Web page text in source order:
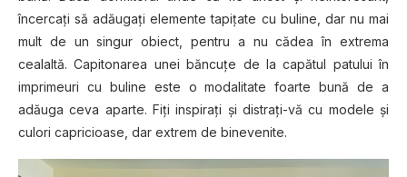
încercați să adăugați elemente tapițate cu buline, dar nu mai
mult de un singur obiect, pentru a nu cădea în extrema
cealaltă. Capitonarea unei băncuțe de la capătul patului în
imprimeuri cu buline este o modalitate foarte bună de a
adăuga ceva aparte. Fiți inspirați și distrați-vă cu modele și
culori capricioase, dar extrem de binevenite.